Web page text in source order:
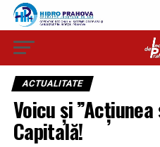
ACTUALITATE
Voicu și
Capitală!